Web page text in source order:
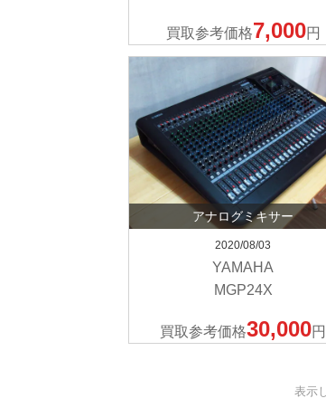
買取参考価格7,000円
アナログミキサー
2020/08/03
YAMAHA
MGP24X
買取参考価格30,000円
表示